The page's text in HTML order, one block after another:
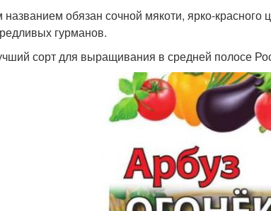
обязан сочной мякоти, ярко-красного
гурманов.
сорт для выращивания в средней полосе